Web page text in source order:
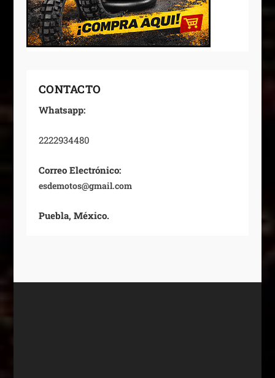
CONTACTO
Whatsapp:
2222934480
Correo Electrónico:
esdemotos@gmail.com
Puebla, México.